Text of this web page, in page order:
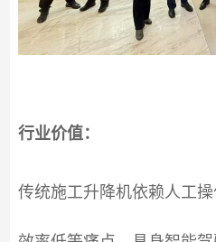
行业价值：
传统施工升降机依赖人工操